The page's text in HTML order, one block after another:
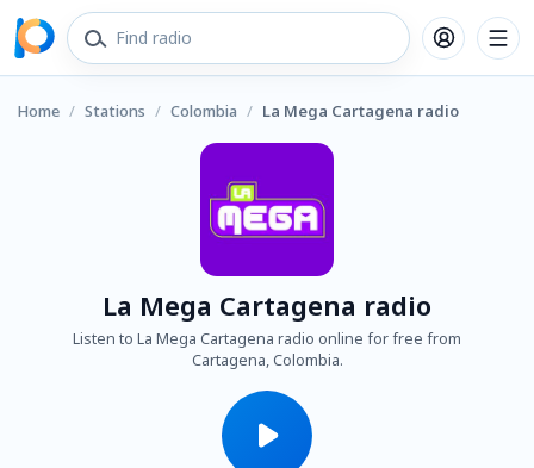
Home / Stations / Colombia / La Mega Cartagena radio
La Mega Cartagena radio
Listen to La Mega Cartagena radio online for free from
Cartagena, Colombia.